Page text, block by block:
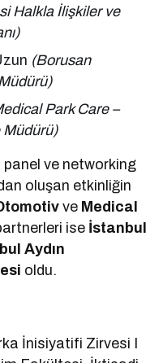
Halkla İlişkiler ve
(Borusan
Park Care –
Müdürü)
panel ve networking
oluşan etkinliğin
ve Medical
ise İstanbul
Aydın
oldu.
İnisiyatifi Zirvesi I